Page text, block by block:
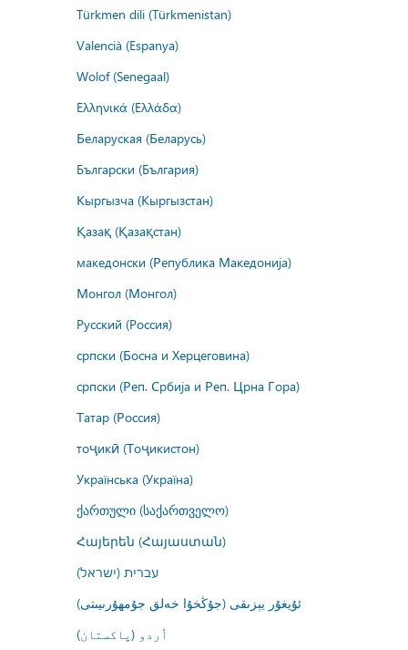
Türkmen dili (Türkmenistan)
Valencià (Espanya)
Wolof (Senegaal)
Ελληνικά (Ελλάδα)
Беларуская (Беларусь)
Български (България)
Кыргызча (Кыргызстан)
Қазақ (Қазақстан)
македонски (Република Македонија)
Монгол (Монгол)
Русский (Россия)
српски (Босна и Херцеговина)
српски (Реп. Србија и Реп. Црна Гора)
Татар (Россия)
тоҷикӣ (Тоҷикистон)
Українська (Україна)
ქართული (საქართველო)
Հայերեն (Հայաստան)
עברית (ישראל)
ئۇيغۇر يېزىقى (جۇڭخۇا خەلق جۇمھۇرىيىتى)
اُردو (پاکستان)